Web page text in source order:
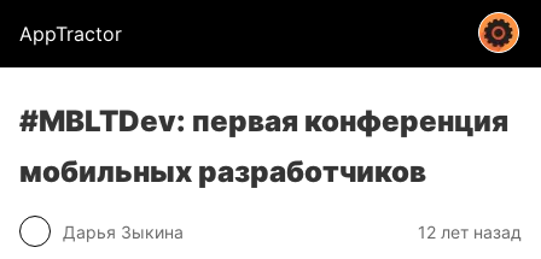
AppTractor
#MBLTDev: первая конференция
мобильных разработчиков
Дарья Зыкина 12 лет назад